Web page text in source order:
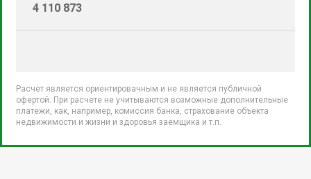
4 110 873
Расчет является ориентировачным и не является публичной
офертой. При расчете не учитываются возможные дополнительные
платежи, как, например, комиссия банка, страхование объекта
недвижимости и жизни и здоровья заемщика и т.п.